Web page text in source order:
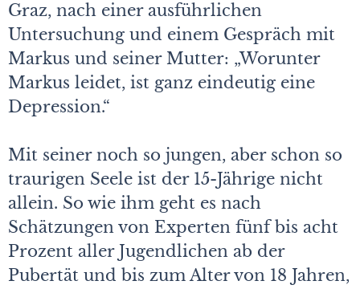
Graz, nach einer ausführlichen
Untersuchung und einem Gespräch mit
Markus und seiner Mutter: „Worunter
Markus leidet, ist ganz eindeutig eine
Depression.“
Mit seiner noch so jungen, aber schon so
traurigen Seele ist der 15-Jährige nicht
allein. So wie ihm geht es nach
Schätzungen von Experten fünf bis acht
Prozent aller Jugendlichen ab der
Pubertät und bis zum Alter von 18 Jahren,